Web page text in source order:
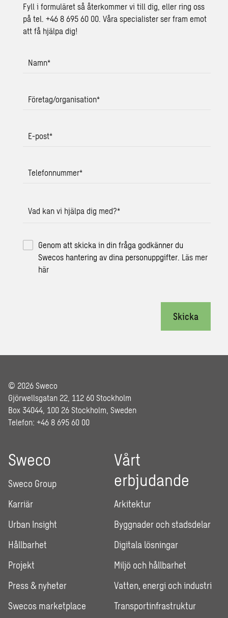
Fyll i formuläret så återkommer vi till dig, eller ring oss
på tel. +46 8 695 60 00. Våra specialister ser fram emot
att få hjälpa dig!
Namn*
Företag/organisation*
E-post*
Telefonnummer*
Vad kan vi hjälpa dig med?*
Genom att skicka in din fråga godkänner du
Swecos hantering av dina personuppgifter. Läs mer
här
Skicka
© 2026 Sweco
Gjörwellsgatan 22, 112 60 Stockholm
Box 34044, 100 26 Stockholm, Sweden
Telefon: +46 8 695 60 00
Sweco
Sweco Group
Karriär
Urban Insight
Hållbarhet
Projekt
Press & nyheter
Swecos marketplace
Vårt
erbjudande
Arkitektur
Byggnader och stadsdelar
Digitala lösningar
Miljö och hållbarhet
Vatten, energi och industri
Transportinfrastruktur